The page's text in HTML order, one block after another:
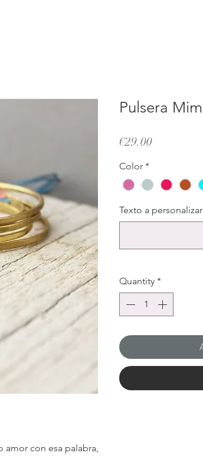
amor con esa palabra,
Pulsera
€29.00Price
Color *
Texto a personalizar
Quantity *